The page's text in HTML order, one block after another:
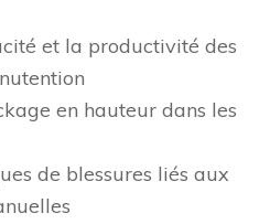
et la productivité des
en hauteur dans les
de blessures liés aux